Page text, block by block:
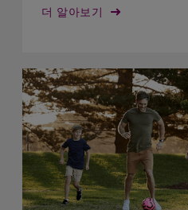
더 알아보기